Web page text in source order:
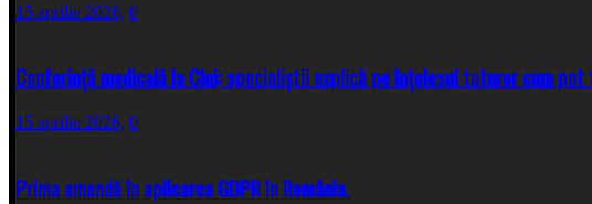
15 aprilie 2026, 0
Conferință medicală la Cluj: specialiștii explică pe înțelesul tuturor cum
15 aprilie 2026, 0
Prima amendă în aplicarea GDPR în România.